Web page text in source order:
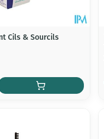
Cils & Sourcils